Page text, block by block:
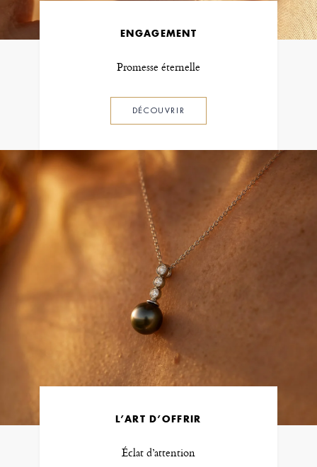
ENGAGEMENT
Promesse éternelle
DÉCOUVRIR
L’ART D’OFFRIR
Éclat d’attention